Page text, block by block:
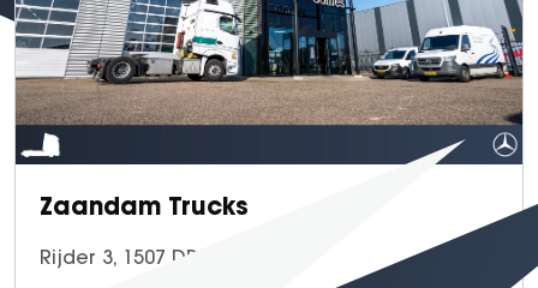
Zaandam Trucks
Rijder 3, 1507 DP Zaandam